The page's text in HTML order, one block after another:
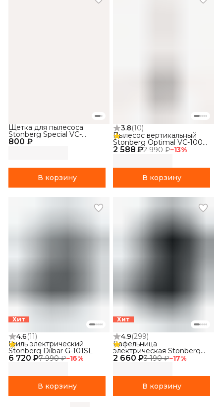
800 ₽
Щетка для пылесоса
Stonberg Special VC-
101WB
В корзину
3.8(10)
2 588 ₽2 990 ₽−13%
Пылесос вертикальный
Stonberg Optimal VC-100
(белый)
В корзину
Хит
4.6(11)
6 720 ₽7 990 ₽−16%
Гриль электрический
Stonberg Dilbar G-101SL
В корзину
Хит
4.9(299)
2 660 ₽3 190 ₽−17%
Вафельница
электрическая Stonberg
Special W-102SL
В корзину